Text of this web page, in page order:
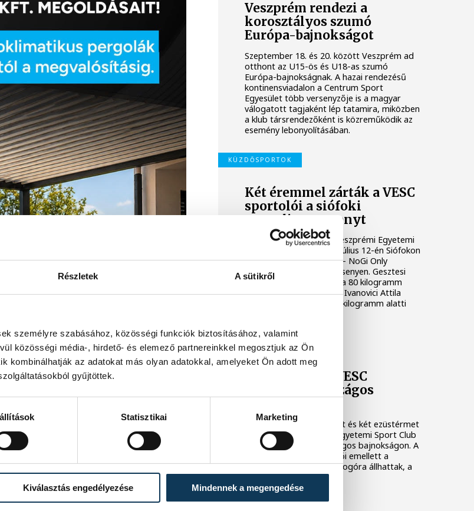
Részletek A sütikről
személyre szabásához, közösségi funkciók biztosításához, valamint
közösségi média-, hirdető- és elemező partnereinkkel megosztjuk az Ön
kombinálhatják az adatokat más olyan adatokkal, amelyeket Ön adott meg
gyűjtöttek.
Statisztikai Marketing
Kiválasztás engedélyezése Mindennek a megengedése
Veszprém rendezi a
korosztályos szumó
Európa-bajnokságot
Szeptember 18. és 20. között Veszprém ad
otthont az U15-ös és U18-as szumó
Európa-bajnokságnak. A hazai rendezésű
kontinensviadalon a Centrum Sport
Egyesület több versenyzője is a magyar
válogatott tagjaként lép tatamira, miközben
a klub társrendezőként is közreműködik az
esemény lebonyolításában.
KÜZDŐSPORTOK
Két éremmel zárták a VESC
sportolói a siófoki
grapplingversenyt
Két érmet szereztek a Veszprémi Egyetemi
Sport Club versenyzői a július 12-én Siófokon
rendezett Siófok Brawls – NoGi Only
Submission grapplingversenyen. Gesztesi
Ádám aranyérmet nyert a 80 kilogramm
feletti kategóriában, míg Ivanovici Attila
bronzéremmel zárt a 80 kilogramm alatti
VESC
Remekeltek a VESC
birkózói az országos
Két magyar bajnoki címet és két ezüstérmet
szereztek a Veszprémi Egyetemi Sport Club
birkózói a 2026-os országos bajnokságon. A
veszprémi klub versenyzői emellett a
csapatversenyben is dobogóra állhattak, a
harmadik helyen zártak.